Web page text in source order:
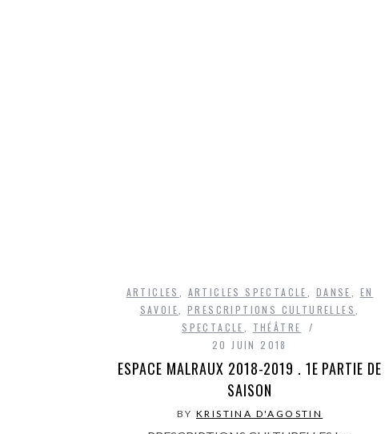
ARTICLES ARTICLES SPECTACLE DANSE
EN
SAVOIE
PRESCRIPTIONS CULTURELLES
SPECTACLE
THÉÂTRE
20 JUIN 2018
ESPACE MALRAUX 2018-2019 . 1E PARTIE DE
SAISON
BY KRISTINA D'AGOSTIN